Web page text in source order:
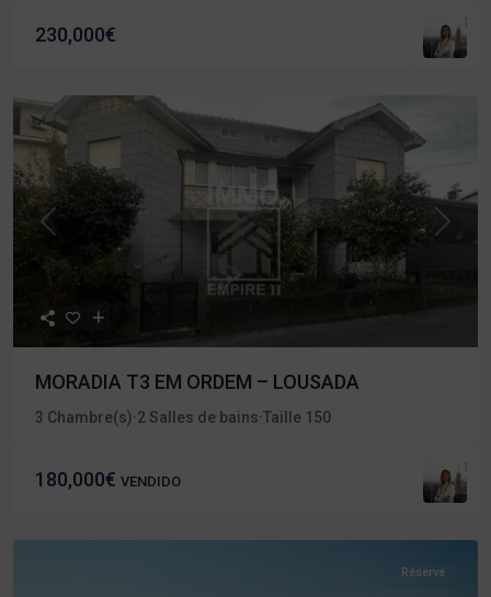
230,000€
Précédent
Vendu
MORADIA T3 EM ORDEM – LOUSADA
3 Chambre(s)·2 Salles de bains·Taille 150
180,000€ VENDIDO
Réservé